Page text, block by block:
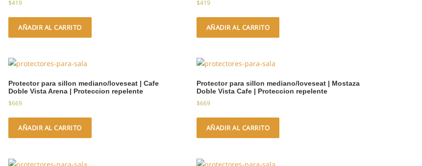
$419
AÑADIR AL CARRITO
$419
AÑADIR AL CARRITO
Protector para sillon mediano/loveseat | Cafe
Doble Vista Arena | Proteccion repelente
$669
AÑADIR AL CARRITO
Protector para sillon mediano/loveseat | Mostaza
Doble Vista Cafe | Proteccion repelente
$669
AÑADIR AL CARRITO